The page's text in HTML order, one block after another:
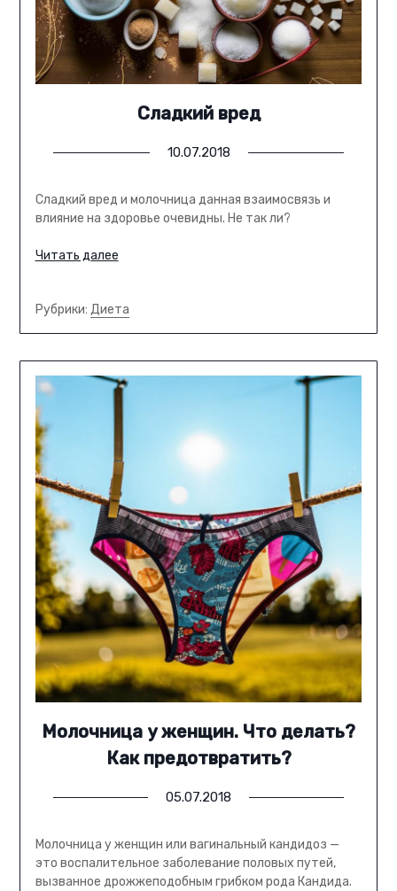
Сладкий вред
10.07.2018
Сладкий вред и молочница данная взаимосвязь и
влияние на здоровье очевидны. Не так ли?
Читать далее
Рубрики: Диета
Молочница у женщин. Что делать?
Как предотвратить?
05.07.2018
Молочница у женщин или вагинальный кандидоз —
это воспалительное заболевание половых путей,
вызванное дрожжеподобным грибком рода Кандида.